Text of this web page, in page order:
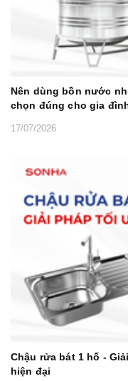
Nên dùng bồn nước
chọn đúng cho gia
17/07/2026
Chậu rửa bát 1 hố -
hiện đại